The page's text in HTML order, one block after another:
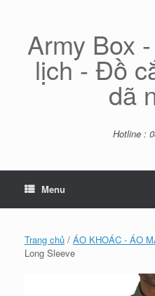
Army Box
lịch - Đồ
dã
Hotline :
Menu
Trang chủ / ÁO KHOÁC - ÁO
Long Sleeve